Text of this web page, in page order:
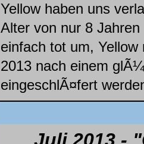
Yellow haben uns
Alter von nur 8
einfach tot um,
2013 nach einem
eingeschlÃ¤fert